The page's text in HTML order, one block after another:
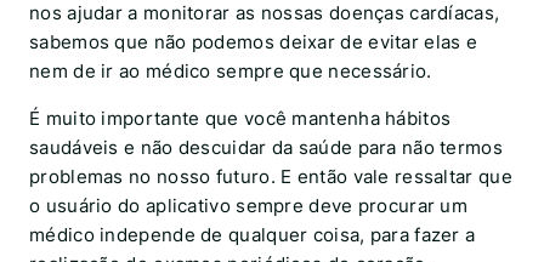
nos ajudar a monitorar as nossas doenças cardíacas,
sabemos que não podemos deixar de evitar elas e
nem de ir ao médico sempre que necessário.
É muito importante que você mantenha hábitos
saudáveis e não descuidar da saúde para não termos
problemas no nosso futuro. E então vale ressaltar que
o usuário do aplicativo sempre deve procurar um
médico independe de qualquer coisa, para fazer a